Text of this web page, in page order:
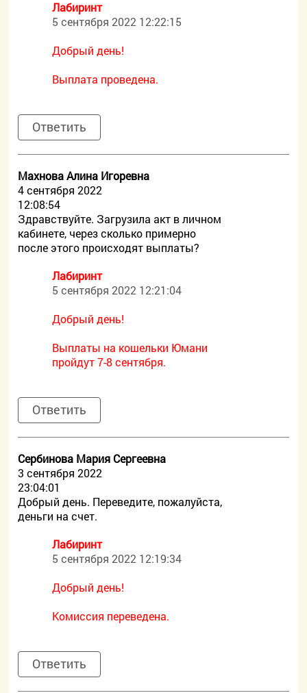
Лабиринт
5 сентября 2022 12:22:15
Добрый день!
Выплата проведена.
Ответить
Махнова Алина Игоревна
4 сентября 2022
12:08:54
Здравствуйте. Загрузила акт в личном
кабинете, через сколько примерно
после этого происходят выплаты?
Лабиринт
5 сентября 2022 12:21:04
Добрый день!
Выплаты на кошельки Юмани
пройдут 7-8 сентября.
Ответить
Сербинова Мария Сергеевна
3 сентября 2022
23:04:01
Добрый день. Переведите, пожалуйста,
деньги на счет.
Лабиринт
5 сентября 2022 12:19:34
Добрый день!
Комиссия переведена.
Ответить